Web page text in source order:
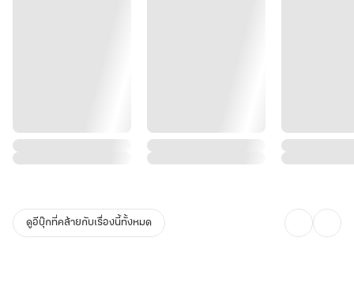
ดูอีบุ๊กที่คล้ายกับเรื่องนี้ทั้งหมด